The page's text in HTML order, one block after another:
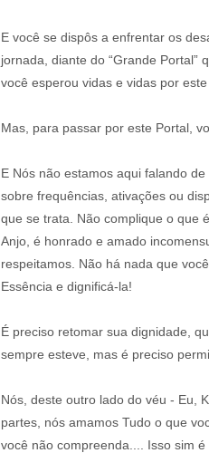
E você se dispôs a enfrentar os
jornada, diante do “Grande Portal”
você esperou vidas e vidas por este
Mas, para passar por este Portal,
E Nós não estamos aqui falando
sobre frequências, ativações ou
que se trata. Não complique o que
Anjo, é honrado e amado
respeitamos. Não há nada que
Essência e dignificá-la!
É preciso retomar sua dignidade,
sempre esteve, mas é preciso
Nós, deste outro lado do véu - Eu,
partes, nós amamos Tudo o que
você não compreenda.... Isso sim